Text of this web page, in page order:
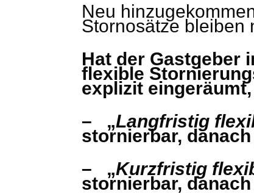
Neu
Stornosätze bleiben
Hat der Gastgeber
flexible
explizit
– „Langfristig
stornierbar,
– „Kurzfristig
stornierbar,